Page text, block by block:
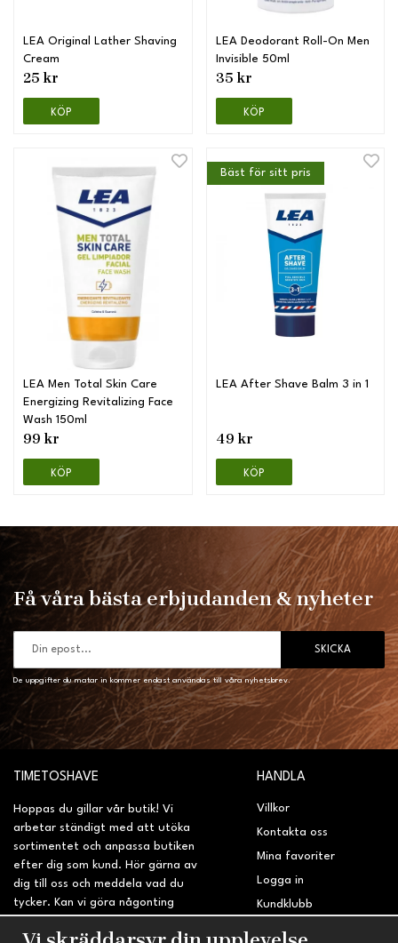
LEA Original Lather Shaving
Cream
25 kr
KÖP
LEA Deodorant Roll-On Men
Invisible 50ml
35 kr
KÖP
LEA Men Total Skin Care
Energizing Revitalizing Face
Wash 150ml
99 kr
KÖP
Bäst för sitt pris
LEA After Shave Balm 3 in 1
49 kr
KÖP
Få våra bästa erbjudanden & nyheter
SKICKA
De uppgifter du matar in kommer endast användas till våra nyhetsbrev.
TIMETOSHAVE
Hoppas du gillar vår butik! Vi
arbetar ständigt med att utöka
sortimentet och anpassa butiken
efter dig som kund. Hör gärna av
dig till oss och meddela vad du
tycker. Kan vi göra någonting
sidan?
HANDLA
Villkor
Kontakta oss
Mina favoriter
Logga in
Kundklubb